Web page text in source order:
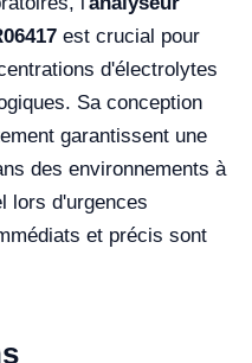
est crucial pour
d'électrolytes
Sa conception
garantissent une
des environnements à
lors d'urgences
et précis sont